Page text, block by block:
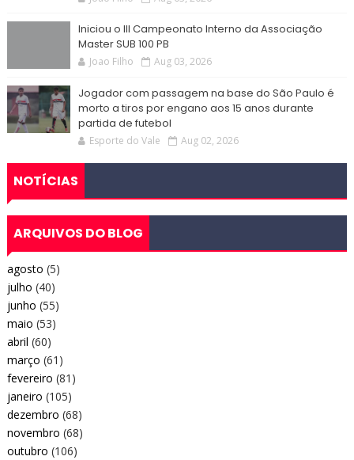
Iniciou o III Campeonato Interno da Associação
Master SUB 100 PB
Joao Filho Aug 03, 2026
Jogador com passagem na base do São Paulo é
morto a tiros por engano aos 15 anos durante
partida de futebol
Esporte do Vale Aug 02, 2026
NOTÍCIAS
ARQUIVOS DO BLOG
agosto (5)
julho (40)
junho (55)
maio (53)
abril (60)
março (61)
fevereiro (81)
janeiro (105)
dezembro (68)
novembro (68)
outubro (106)